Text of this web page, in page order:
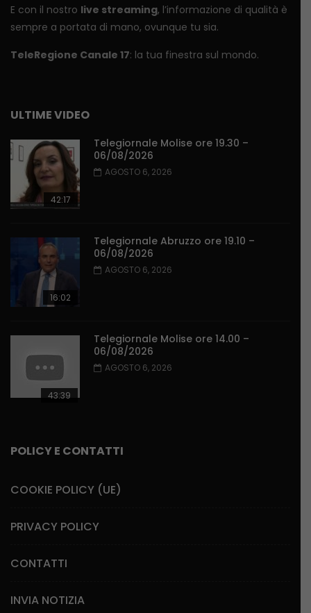
E con il nostro live streaming, l’informazione di qualità è
sempre a portata di mano, ovunque tu sia.
TeleRegione Canale 17: la tua finestra sul mondo.
ULTIME VIDEO
42:17
Telegiornale Molise ore 19.30 –
06/08/2026
AGOSTO 6, 2026
16:02
Telegiornale Abruzzo ore 19.10 –
06/08/2026
AGOSTO 6, 2026
43:39
Telegiornale Molise ore 14.00 –
06/08/2026
AGOSTO 6, 2026
POLICY E CONTATTI
COOKIE POLICY (UE)
PRIVACY POLICY
CONTATTI
INVIA NOTIZIA